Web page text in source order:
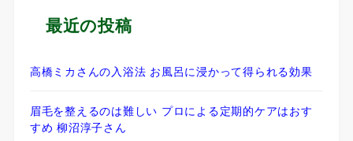
最近の投稿
高橋ミカさんの入浴法 お風呂に浸かって得られる効果
眉毛を整えるのは難しい プロによる定期的ケアはおす
すめ 柳沼淳子さん